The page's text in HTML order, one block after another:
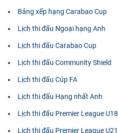
Bảng xếp hạng Carabao Cup
Lịch thi đấu Ngoại hạng Anh
Lịch thi đấu Carabao Cup
Lịch thi đấu Community Shield
Lịch thi đấu Cúp FA
Lịch thi đấu Hạng nhất Anh
Lịch thi đấu Premier League U18
Lịch thi đấu Premier League U21